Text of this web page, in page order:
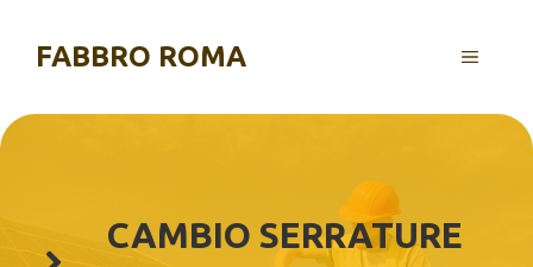
contenuto
FABBRO ROMA MENU
CAMBIO SERRATURE